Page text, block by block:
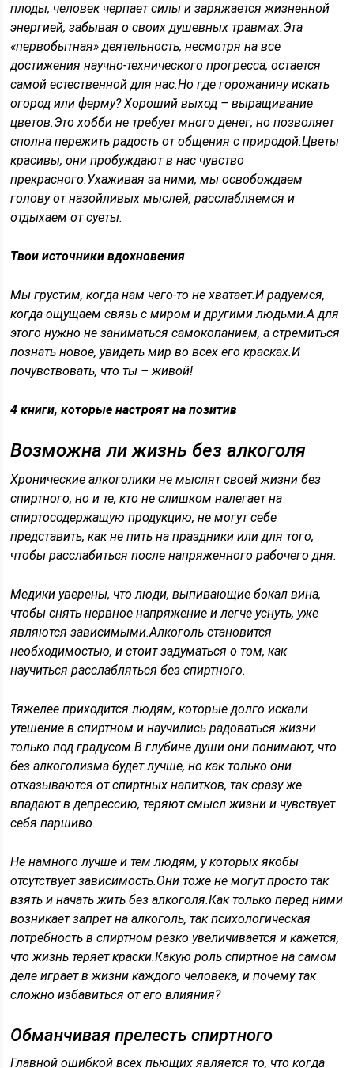
плоды, человек черпает силы и заряжается жизненной
энергией, забывая о своих душевных травмах.Эта
«первобытная» деятельность, несмотря на все
достижения научно-технического прогресса, остается
самой естественной для нас.Но где горожанину искать
огород или ферму? Хороший выход – выращивание
цветов.Это хобби не требует много денег, но позволяет
сполна пережить радость от общения с природой.Цветы
красивы, они пробуждают в нас чувство
прекрасного.Ухаживая за ними, мы освобождаем
голову от назойливых мыслей, расслабляемся и
отдыхаем от суеты.
Твои источники вдохновения
Мы грустим, когда нам чего-то не хватает.И радуемся,
когда ощущаем связь с миром и другими людьми.А для
этого нужно не заниматься самокопанием, а стремиться
познать новое, увидеть мир во всех его красках.И
почувствовать, что ты – живой!
4 книги, которые настроят на позитив
Возможна ли жизнь без алкоголя
Хронические алкоголики не мыслят своей жизни без
спиртного, но и те, кто не слишком налегает на
спиртосодержащую продукцию, не могут себе
представить, как не пить на праздники или для того,
чтобы расслабиться после напряженного рабочего дня.
Медики уверены, что люди, выпивающие бокал вина,
чтобы снять нервное напряжение и легче уснуть, уже
являются зависимыми.Алкоголь становится
необходимостью, и стоит задуматься о том, как
научиться расслабляться без спиртного.
Тяжелее приходится людям, которые долго искали
утешение в спиртном и научились радоваться жизни
только под градусом.В глубине души они понимают, что
без алкоголизма будет лучше, но как только они
отказываются от спиртных напитков, так сразу же
впадают в депрессию, теряют смысл жизни и чувствует
себя паршиво.
Не намного лучше и тем людям, у которых якобы
отсутствует зависимость.Они тоже не могут просто так
взять и начать жить без алкоголя.Как только перед ними
возникает запрет на алкоголь, так психологическая
потребность в спиртном резко увеличивается и кажется,
что жизнь теряет краски.Какую роль спиртное на самом
деле играет в жизни каждого человека, и почему так
сложно избавиться от его влияния?
Обманчивая прелесть спиртного
Главной ошибкой всех пьющих является то, что когда